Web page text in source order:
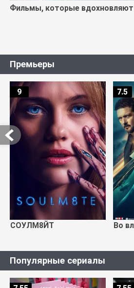
Фильмы, которые
Премьеры
СОУЛМ8ЙТ
9
Во
7.5
Популярные сериалы